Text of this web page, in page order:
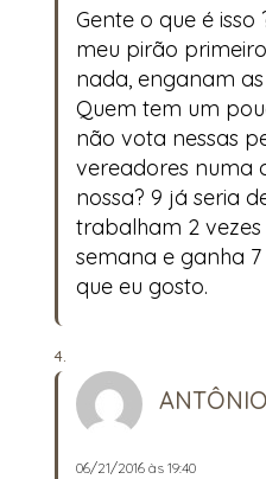
Gente o que é isso
meu pirão
nada, enganam
Quem tem um
não vota nessas
vereadores numa
nossa? 9 já seria
trabalham 2
semana e ganha
que eu gosto.
06/21/2016 às 19:40